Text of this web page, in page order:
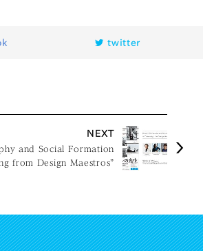
twitter
NEXT
and Social Formation
from Design Maestros”